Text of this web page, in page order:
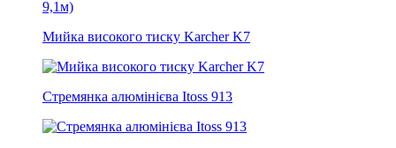
Мийка високого тиску Karcher K7
Стремянка алюмінієва Itoss 913